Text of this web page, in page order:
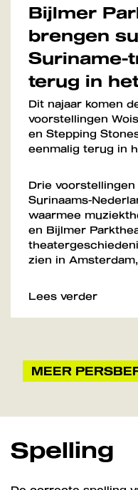
Bijlmer
brengen
Suriname-
terug in
Dit najaar komen
voorstellingen
en Stepping
eenmalig terug in
Drie
Surinaams-
waarmee
en Bijlmer
zien in
Lees verder
MEER
Spelling